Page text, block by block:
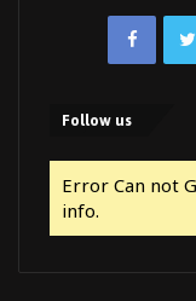
Follow us
Error Can not
info.